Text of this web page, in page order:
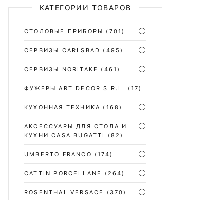
КАТЕГОРИИ ТОВАРОВ
СТОЛОВЫЕ ПРИБОРЫ (701)
CЕРВИЗЫ CARLSBAD (495)
СЕРВИЗЫ NORITAKE (461)
ФУЖЕРЫ ART DECOR S.R.L. (17)
КУХОННАЯ ТЕХНИКА (168)
АКСЕССУАРЫ ДЛЯ СТОЛА И
КУХНИ CASA BUGATTI
(82)
UMBERTO FRANCO (174)
CATTIN PORCELLANE (264)
ROSENTHAL VERSACE (370)